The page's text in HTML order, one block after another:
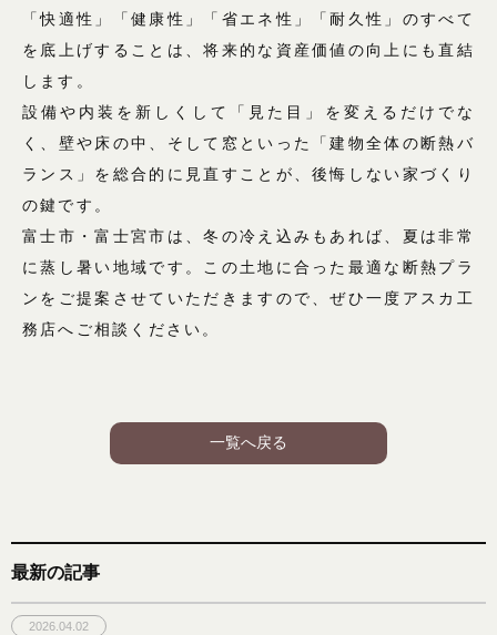
「快適性」「健康性」「省エネ性」「耐久性」のすべて
を底上げすることは、将来的な資産価値の向上にも直結
します。
設備や内装を新しくして「見た目」を変えるだけでな
く、壁や床の中、そして窓といった「建物全体の断熱バ
ランス」を総合的に見直すことが、後悔しない家づくり
の鍵です。
富士市・富士宮市は、冬の冷え込みもあれば、夏は非常
に蒸し暑い地域です。この土地に合った最適な断熱プラ
ンをご提案させていただきますので、ぜひ一度アスカ工
務店へご相談ください。
一覧へ戻る
最新の記事
2026.04.02